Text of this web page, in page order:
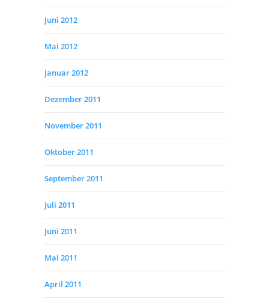
Juni 2012
Mai 2012
Januar 2012
Dezember 2011
November 2011
Oktober 2011
September 2011
Juli 2011
Juni 2011
Mai 2011
April 2011